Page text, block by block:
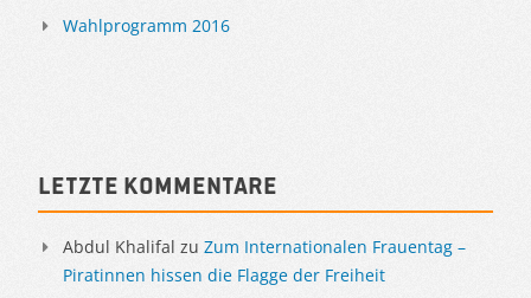
Wahlprogramm 2016
Letzte Kommentare
Abdul Khalifal zu Zum Internationalen Frauentag –
Piratinnen hissen die Flagge der Freiheit